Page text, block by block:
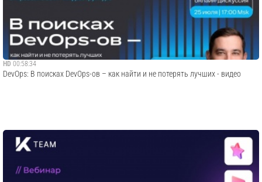
HD 00:58:34
DevOps: В поисках DevOps-ов – как найти и не потерять лучших - видео